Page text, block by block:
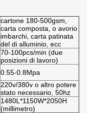
cartone 180-500gsm,
carta composta, o avorio
imbarchi, carta patinata
del di alluminio, ecc
70-100pcs/min (due
posizioni di lavoro)
0.55-0.8Mpa
220v/380v o altro potere
stato necessario, 50hz
1480L*1150W*2050H
(millimetro)